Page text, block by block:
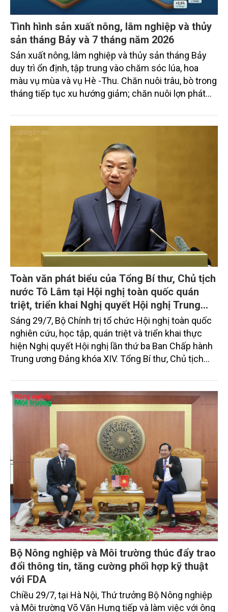
Tình hình sản xuất nông, lâm nghiệp và thủy
sản tháng Bảy và 7 tháng năm 2026
Sản xuất nông, lâm nghiệp và thủy sản tháng Bảy
duy trì ổn định, tập trung vào chăm sóc lúa, hoa
màu vụ mùa và vụ Hè -Thu. Chăn nuôi trâu, bò trong
tháng tiếp tục xu hướng giảm; chăn nuôi lợn phát
trưởng khá. Diện tích rừng trồng mới và sản lượng
thủy sản đều tăng nhẹ.
Toàn văn phát biểu của Tổng Bí thư, Chủ tịch
nước Tô Lâm tại Hội nghị toàn quốc quán
triệt, triển khai Nghị quyết Hội nghị Trung
ương 3, khóa XIV
Sáng 29/7, Bộ Chính trị tổ chức Hội nghị toàn quốc
nghiên cứu, học tập, quán triệt và triển khai thực
hiện Nghị quyết Hội nghị lần thứ ba Ban Chấp hành
Trung ương Đảng khóa XIV. Tổng Bí thư, Chủ tịch
trọng. Tạp chí Nông nghiệp và Môi trường trân trọng
giới thiệu toàn văn bài phát biểu của đồng chí Tổng
Bí thư, Chủ tịch nước.
Bộ Nông nghiệp và Môi trường thúc đẩy trao
đổi thông tin, tăng cường phối hợp kỹ thuật
với FDA
Chiều 29/7, tại Hà Nội, Thứ trưởng Bộ Nông nghiệp
và Môi trường Võ Văn Hưng tiếp và làm việc với ông